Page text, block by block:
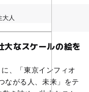
大人
大なスケールの絵を
、「東京インフィオ
ながる人、未来」をテ